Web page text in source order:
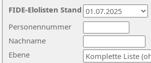
Nachname
Ebene
Personennummer
FIDE-Elolisten Stand